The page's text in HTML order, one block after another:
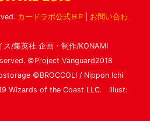
カードラボ公式ＨP| お問い合わ
/集英社 企画・制作/KONAMI
©Project Vanguard2018
©BROCCOLI / Nippon Ichi
Wizards of the Coast LLC. illust: